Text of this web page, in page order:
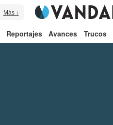
Más ↓
Reportajes Avances Trucos